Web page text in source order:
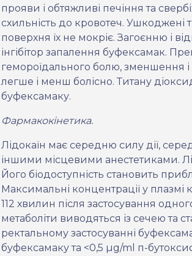
прояви і обтяжливі печіння та
схильність до кровотеч.
поверхня їх не мокріє. Загоєнню і
інгібітор запалення буфексамак.
гемороїдального болю, зменшення
легше і менш болісно. Титану
буфексамаку.
Фармакокінетика.
Лідокаїн має середню силу дії,
іншими місцевими анестетиками.
Його біодоступність становить
Максимальні концентрації у плазмі
112 хвилин після застосування
метаболіти виводяться із сечею та
ректальному застосуванні
буфексамаку та <0,5 µg/ml п-